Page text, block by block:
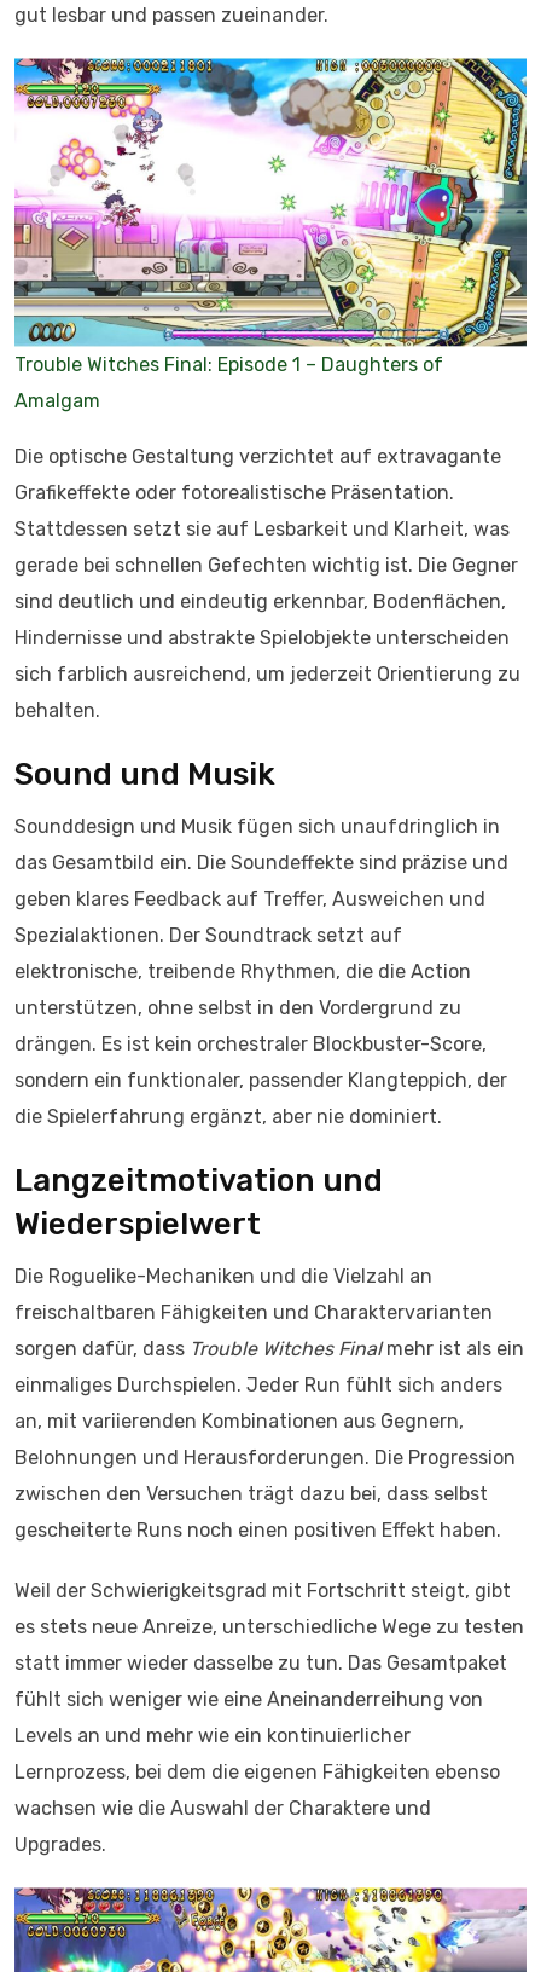
gut lesbar und passen zueinander.
Trouble Witches Final: Episode 1 – Daughters of
Amalgam
Die optische Gestaltung verzichtet auf extravagante
Grafikeffekte oder fotorealistische Präsentation.
Stattdessen setzt sie auf Lesbarkeit und Klarheit, was
gerade bei schnellen Gefechten wichtig ist. Die Gegner
sind deutlich und eindeutig erkennbar, Bodenflächen,
Hindernisse und abstrakte Spielobjekte unterscheiden
sich farblich ausreichend, um jederzeit Orientierung zu
behalten.
Sound und Musik
Sounddesign und Musik fügen sich unaufdringlich in
das Gesamtbild ein. Die Soundeffekte sind präzise und
geben klares Feedback auf Treffer, Ausweichen und
Spezialaktionen. Der Soundtrack setzt auf
elektronische, treibende Rhythmen, die die Action
unterstützen, ohne selbst in den Vordergrund zu
drängen. Es ist kein orchestraler Blockbuster-Score,
sondern ein funktionaler, passender Klangteppich, der
die Spielerfahrung ergänzt, aber nie dominiert.
Langzeitmotivation und
Wiederspielwert
Die Roguelike-Mechaniken und die Vielzahl an
freischaltbaren Fähigkeiten und Charaktervarianten
sorgen dafür, dass Trouble Witches Finalmehr ist als ein
einmaliges Durchspielen. Jeder Run fühlt sich anders
an, mit variierenden Kombinationen aus Gegnern,
Belohnungen und Herausforderungen. Die Progression
zwischen den Versuchen trägt dazu bei, dass selbst
gescheiterte Runs noch einen positiven Effekt haben.
Weil der Schwierigkeitsgrad mit Fortschritt steigt, gibt
es stets neue Anreize, unterschiedliche Wege zu testen
statt immer wieder dasselbe zu tun. Das Gesamtpaket
fühlt sich weniger wie eine Aneinanderreihung von
Levels an und mehr wie ein kontinuierlicher
Lernprozess, bei dem die eigenen Fähigkeiten ebenso
wachsen wie die Auswahl der Charaktere und
Upgrades.